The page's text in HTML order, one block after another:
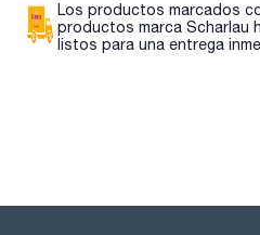
Los productos marcados
productos marca Scharlau
listos para una entrega